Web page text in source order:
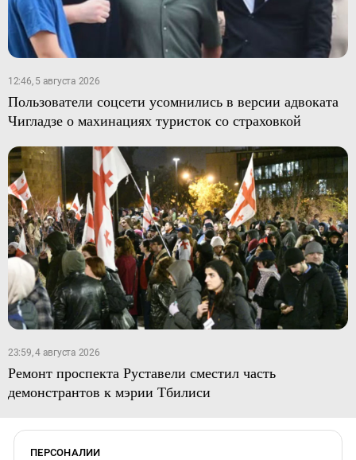
12:46, 5 августа 2026
Пользователи соцсети усомнились в версии адвоката
Чигладзе о махинациях туристок со страховкой
23:59, 4 августа 2026
Ремонт проспекта Руставели сместил часть
демонстрантов к мэрии Тбилиси
ПЕРСОНАЛИИ